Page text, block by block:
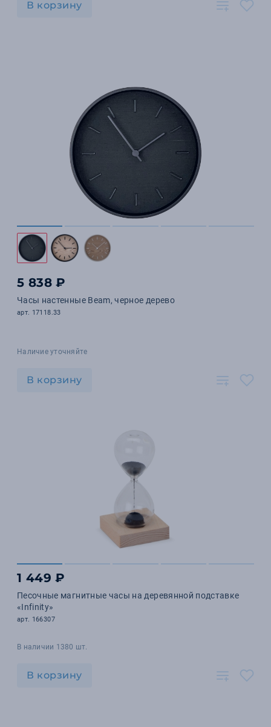
В корзину
5 838 ₽
Часы настенные Beam, черное дерево
арт. 17118.33
Наличие уточняйте
В корзину
1 449 ₽
Песочные магнитные часы на деревянной подставке
«Infinity»
арт. 166307
В наличии 1380 шт.
В корзину